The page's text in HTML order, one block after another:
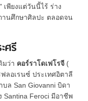
พียงแต่วันนี้ไร้ ร่าง
านศึกษาศิลปะ ตลอดจน
ศรี
มว่า คอร์ราโดเฟโรจี (
ลอเรนซ์ ประเทศอิตาลี
ล San Giovanni บิดา
Santina Feroci มีอาชีพ